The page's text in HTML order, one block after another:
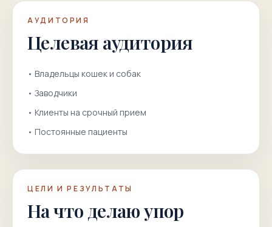
АУДИТОРИЯ
Целевая аудитория
• Владельцы кошек и собак
• Заводчики
• Клиенты на срочный прием
• Постоянные пациенты
ЦЕЛИ И РЕЗУЛЬТАТЫ
На что делаю упор